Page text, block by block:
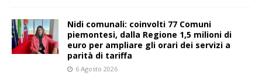
Nidi comunali: coinvolti 77 Comuni
piemontesi, dalla Regione 1,5 milioni di
euro per ampliare gli orari dei servizi a
parità di tariffa
6 Agosto 2026